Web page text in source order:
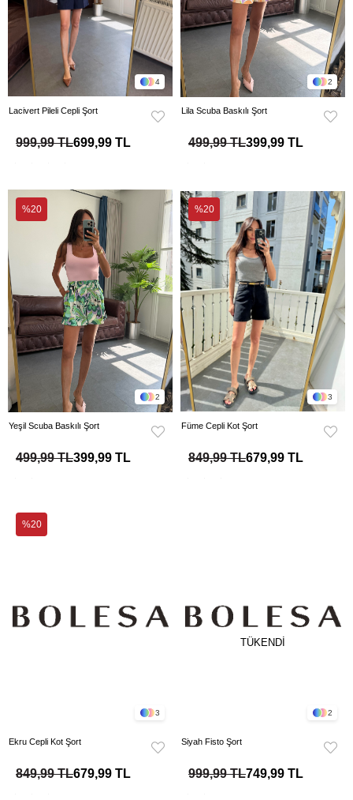
4
Lacivert Pileli Cepli Şort
699,99 TL
999,99 TL
2
Lila Scuba Baskılı Şort
399,99 TL
499,99 TL
2
Yeşil Scuba Baskılı Şort
399,99 TL
499,99 TL
%20
3
Füme Cepli Kot Şort
679,99 TL
849,99 TL
%20
3
Ekru Cepli Kot Şort
679,99 TL
849,99 TL
%20
TÜKENDI
2
Siyah Fisto Şort
749,99 TL
999,99 TL